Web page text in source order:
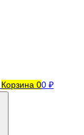
Корзина 00 ₽